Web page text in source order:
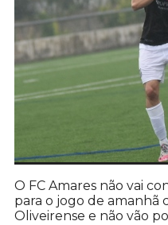
O FC Amares não vai
para o jogo de amanhã
Oliveirense e não vão